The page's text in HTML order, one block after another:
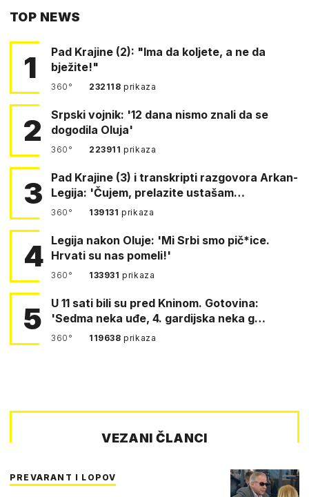
TOP NEWS
1
Pad Krajine (2): "Ima da koljete, a ne da
bježite!"
360° 232118prikaza
2
Srpski vojnik: '12 dana nismo znali da se
dogodila Oluja'
360° 223911prikaza
3
Pad Krajine (3) i transkripti razgovora Arkan-
Legija: 'Čujem, prelazite ustašam…
360° 139131prikaza
4 Legija nakon Oluje: 'Mi Srbi smo pič*ice.
Hrvati su nas pomeli!'
360° 133931prikaza
5
U 11 sati bili su pred Kninom. Gotovina:
'Sedma neka uđe, 4. gardijska neka g…
360° 119638prikaza
VEZANI ČLANCI
PREVARANT I LOPOV